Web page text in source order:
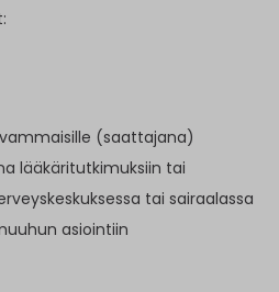
(saattajana)
lääkäritutkimuksiin tai
tai sairaalassa
asiointiin